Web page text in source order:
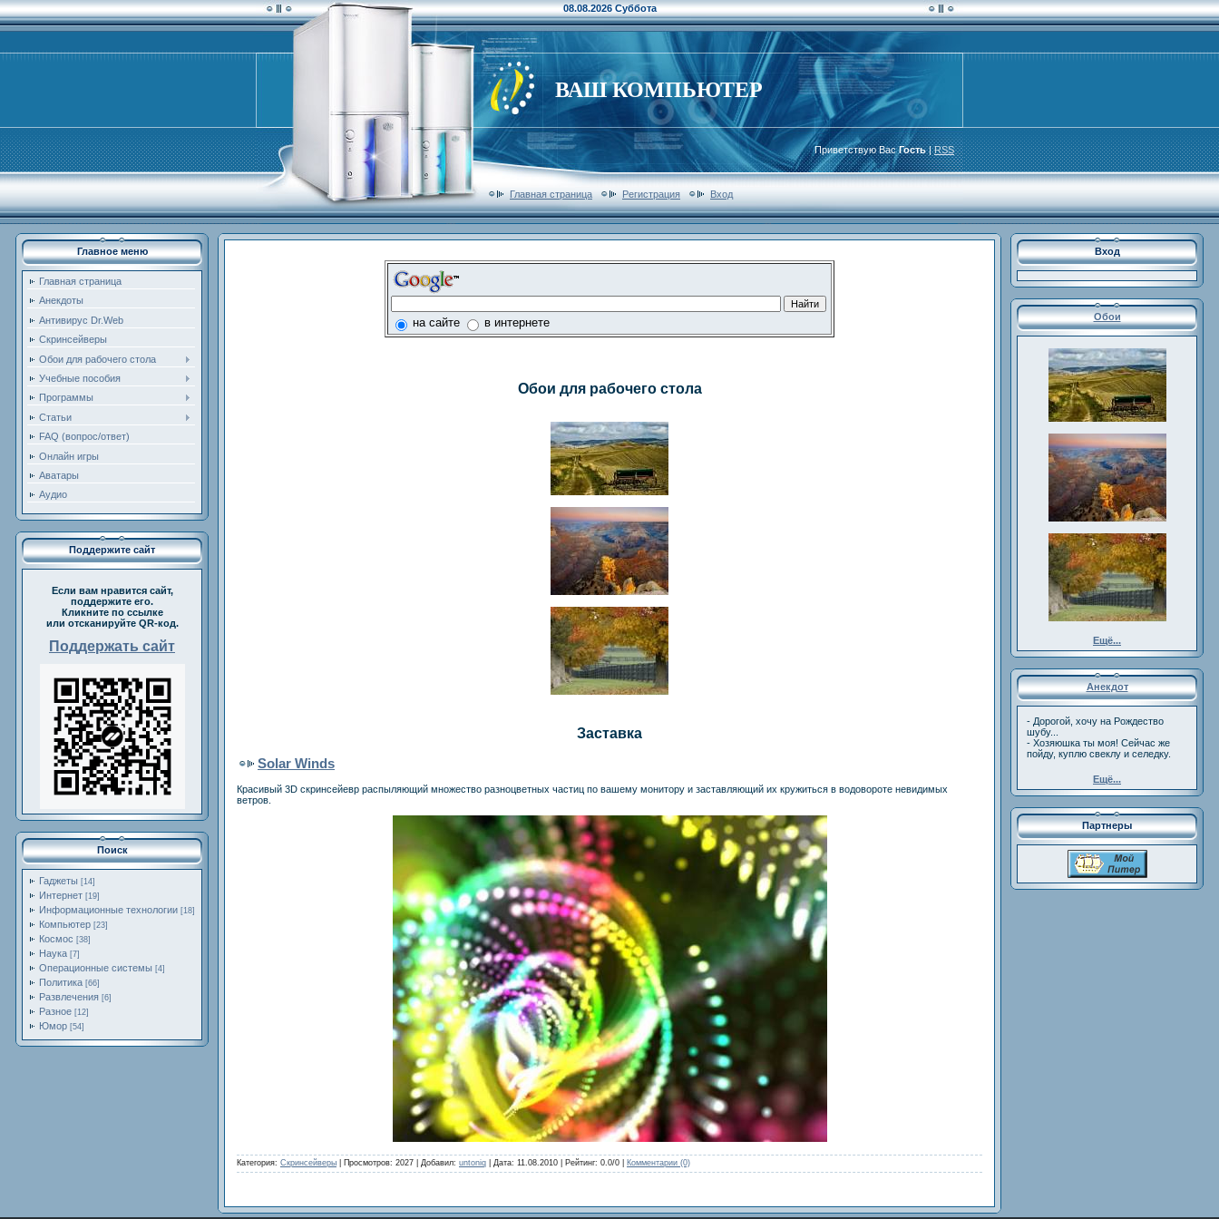
08.08.2026 Суббота
ВАШ КОМПЬЮТЕР
Приветствую ВасГость|RSS
Главная страница Регистрация Вход
Главное меню
Главная страница
Анекдоты
Антивирус Dr.Web
Скринсейверы
Обои для рабочего стола
Учебные пособия
Программы
Статьи
FAQ (вопрос/ответ)
Онлайн игры
Аватары
Аудио
Поддержите сайт
Если вам нравится сайт,
поддержите его.
Кликните по ссылке
или отсканируйте QR-код.
Поддержать сайт
Поиск
Гаджеты [14]
Интернет [19]
Информационные технологии [18]
Компьютер [23]
Космос [38]
Наука [7]
Операционные системы [4]
Политика [66]
Развлечения [6]
Разное [12]
Юмор [54]
на сайте в интернете
Обои для рабочего стола
Заставка
Solar Winds
Красивый 3D скринсейевр распыляющий множество разноцветных частиц по вашему монитору и заставляющий их кружиться в водовороте невидимых
ветров.
Категория: Скринсейверы | Просмотров: 2027 | Добавил: untoniq | Дата: 11.08.2010 | Рейтинг: 0.0/0 | Комментарии (0)
Вход
Обои
Ещё...
Анекдот
- Дорогой, хочу на Рождество
шубу...
- Хозяюшка ты моя! Сейчас же
пойду, куплю свеклу и селедку.
Ещё...
Партнеры